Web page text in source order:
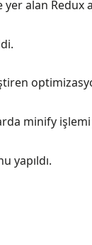
yer alan
minify işlemi
yapıldı.